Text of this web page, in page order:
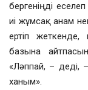
бергеніңді
иі жұмсақ анам
ертіп жеткенде,
базына
«Ләппай, – деді,
ханым».